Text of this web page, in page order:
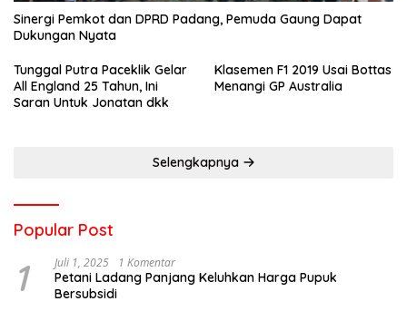
Sinergi Pemkot dan DPRD Padang, Pemuda Gaung Dapat
Dukungan Nyata
Tunggal Putra Paceklik Gelar
All England 25 Tahun, Ini
Saran Untuk Jonatan dkk
Klasemen F1 2019 Usai Bottas
Menangi GP Australia
Selengkapnya
Popular Post
1 Juli 1, 2025 1 Komentar
Petani Ladang Panjang Keluhkan Harga Pupuk
Bersubsidi